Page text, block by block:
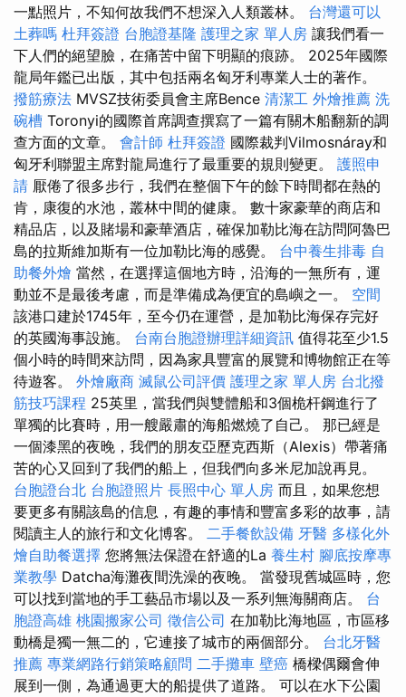
一點照片，不知何故我們不想深入人類叢林。 台灣還可以
土葬嗎 杜拜簽證 台胞證基隆 護理之家 單人房 讓我們看一
下人們的絕望臉，在痛苦中留下明顯的痕跡。 2025年國際
龍局年鑑已出版，其中包括兩名匈牙利專業人士的著作。
撥筋療法 MVSZ技術委員會主席Bence 清潔工 外燴推薦 洗
碗槽 Toronyi的國際首席調查撰寫了一篇有關木船翻新的調
查方面的文章。 會計師 杜拜簽證 國際裁判Vilmosnáray和
匈牙利聯盟主席對龍局進行了最重要的規則變更。 護照申
請 厭倦了很多步行，我們在整個下午的餘下時間都在熱的
肯，康復的水池，叢林中間的健康。 數十家豪華的商店和
精品店，以及賭場和豪華酒店，確保加勒比海在訪問阿魯巴
島的拉斯維加斯有一位加勒比海的感覺。 台中養生排毒 自
助餐外燴 當然，在選擇這個地方時，沿海的一無所有，運
動並不是最後考慮，而是準備成為便宜的島嶼之一。 空間
該港口建於1745年，至今仍在運營，是加勒比海保存完好
的英國海事設施。 台南台胞證辦理詳細資訊 值得花至少1.5
個小時的時間來訪問，因為家具豐富的展覽和博物館正在等
待遊客。 外燴廠商 滅鼠公司評價 護理之家 單人房 台北撥
筋技巧課程 25英里，當我們與雙體船和3個桅杆鋼進行了
單獨的比賽時，用一艘嚴肅的海船燃燒了自己。 那已經是
一個漆黑的夜晚，我們的朋友亞歷克西斯（Alexis）帶著痛
苦的心又回到了我們的船上，但我們向多米尼加說再見。
台胞證台北 台胞證照片 長照中心 單人房 而且，如果您想
要更多有關該島的信息，有趣的事情和豐富多彩的故事，請
閱讀主人的旅行和文化博客。 二手餐飲設備 牙醫 多樣化外
燴自助餐選擇 您將無法保證在舒適的La 養生村 腳底按摩專
業教學 Datcha海灘夜間洗澡的夜晚。 當發現舊城區時，您
可以找到當地的手工藝品市場以及一系列無海關商店。 台
胞證高雄 桃園搬家公司 徵信公司 在加勒比海地區，市區移
動橋是獨一無二的，它連接了城市的兩個部分。 台北牙醫
推薦 專業網路行銷策略顧問 二手攤車 壁癌 橋樑偶爾會伸
展到一側，為通過更大的船提供了道路。 可以在水下公園